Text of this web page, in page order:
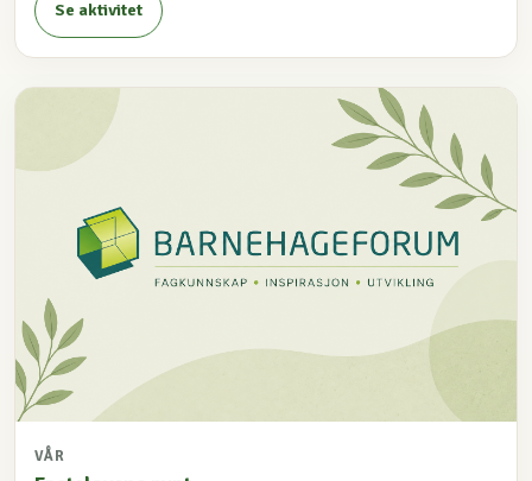
Se aktivitet
VÅR